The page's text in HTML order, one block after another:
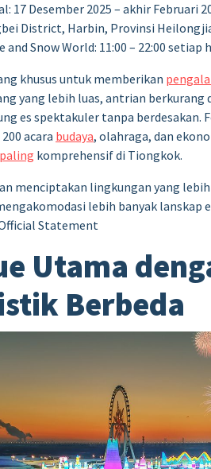
17 Desember 2025 – akhir Februari
District, Harbin, Provinsi
Snow World: 11:00 – 22:00 setiap
khusus untuk memberikan
yang lebih luas, antrian
es spektakuler tanpa berdesakan.
acara budaya, olahraga, dan
paling komprehensif di Tiongkok.
menciptakan lingkungan yang
lebih banyak lanskap
Statement
Utama
Berbeda